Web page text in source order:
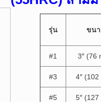
รุ่น ขน
#1 3″ (76
#3 4″
#5 5″